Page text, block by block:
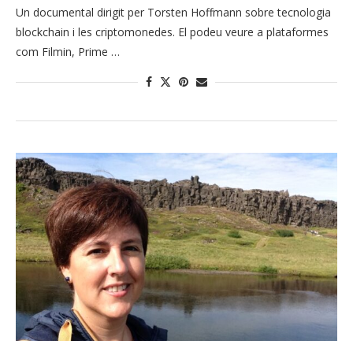
Un documental dirigit per Torsten Hoffmann sobre tecnologia
blockchain i les criptomonedes. El podeu veure a plataformes
com Filmin, Prime …